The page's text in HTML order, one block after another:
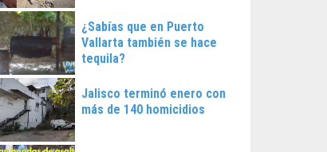
¿Sabías que en Puerto
Vallarta también se hace
tequila?
Jalisco terminó enero con
más de 140 homicidios